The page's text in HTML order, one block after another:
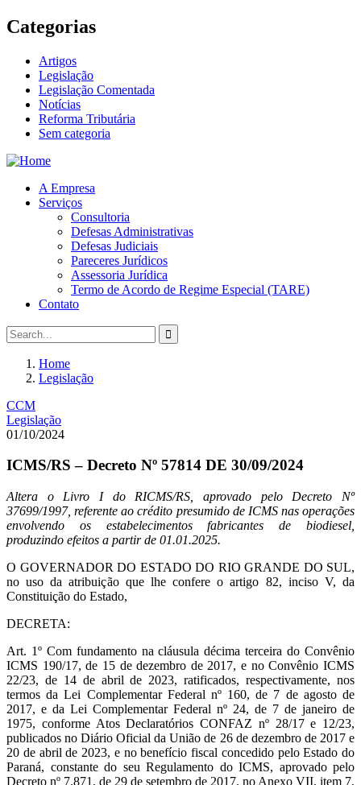
Categorias
Artigos
Legislação
Legislação Comentada
Notícias
Reforma Tributária
Sem categoria
A Empresa
Serviços
Consultoria
Defesas Administrativas
Defesas Judiciais
Pareceres Jurídicos
Assessoria Jurídica
Termo de Acordo de Regime Especial (TARE)
Contato
Home
Legislação
CCM
Legislação
01/10/2024
ICMS/RS – Decreto Nº 57814 DE 30/09/2024
Altera o Livro I do RICMS/RS, aprovado pelo Decreto Nº
37699/1997, referente ao crédito presumido de ICMS nas operações
envolvendo os estabelecimentos fabricantes de biodiesel,
produzindo efeitos a partir de 01.01.2025.
O GOVERNADOR DO ESTADO DO RIO GRANDE DO SUL,
no uso da atribuição que lhe confere o artigo 82, inciso V, da
Constituição do Estado,
DECRETA:
Art. 1º Com fundamento na cláusula décima terceira do Convênio
ICMS 190/17, de 15 de dezembro de 2017, e no Convênio ICMS
22/23, de 14 de abril de 2023, ratificados, respectivamente, nos
termos da Lei Complementar Federal nº 160, de 7 de agosto de
2017, e da Lei Complementar Federal nº 24, de 7 de janeiro de
1975, conforme Atos Declaratórios CONFAZ nº 28/17 e 12/23,
publicados no Diário Oficial da União de 26 de dezembro de 2017 e
20 de abril de 2023, e no benefício fiscal concedido pelo Estado do
Paraná, constante do seu Regulamento do ICMS, aprovado pelo
Decreto nº 7.871, de 29 de setembro de 2017, no Anexo VII, item 7,